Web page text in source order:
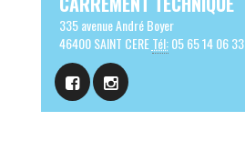
335 avenue André Boyer
46400 SAINT CERETél:05 65 14 06 33